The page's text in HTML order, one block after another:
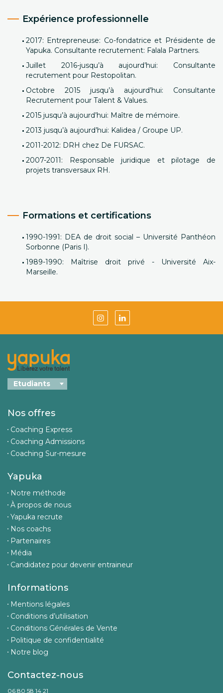
Expérience professionnelle
2017: Entrepreneuse: Co-fondatrice et Présidente de
Yapuka. Consultante recrutement: Falala Partners.
Juillet 2016-jusqu’à aujourd’hui: Consultante
recrutement pour Restopolitan.
Octobre 2015 jusqu’à aujourd’hui: Consultante
Recrutement pour Talent & Values.
2015 jusqu’à aujourd’hui: Maître de mémoire.
2013 jusqu’à aujourd’hui: Kalidea / Groupe UP.
2011-2012: DRH chez De FURSAC.
2007-2011: Responsable juridique et pilotage de
projets transversaux RH.
Formations et certifications
1990-1991: DEA de droit social – Université Panthéon
Sorbonne (Paris I).
1989-1990: Maîtrise droit privé - Université Aix-
Marseille.
Nos offres
Coaching Express
Coaching Admissions
Coaching Sur-mesure
Yapuka
Notre méthode
À propos de nous
Yapuka recrute
Nos coachs
Partenaires
Média
Candidatez pour devenir entraineur
Informations
Mentions légales
Conditions d’utilisation
Conditions Générales de Vente
Politique de confidentialité
Notre blog
Contactez-nous
06 80 58 14 21